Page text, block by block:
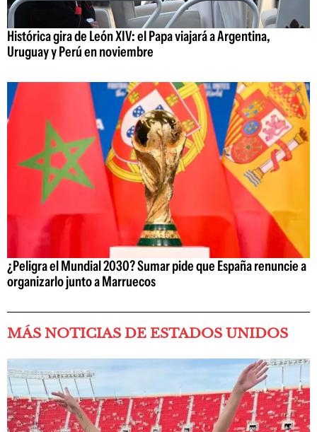
Histórica gira de León XIV: el Papa viajará a Argentina,
Uruguay y Perú en noviembre
¿Peligra el Mundial 2030? Sumar pide que España renuncie a
organizarlo junto a Marruecos
MÁS NOTICIAS DE ESTADOS UNIDOS